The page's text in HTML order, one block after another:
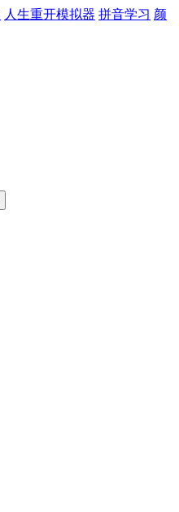
人生重开模拟器 拼音学习 颜